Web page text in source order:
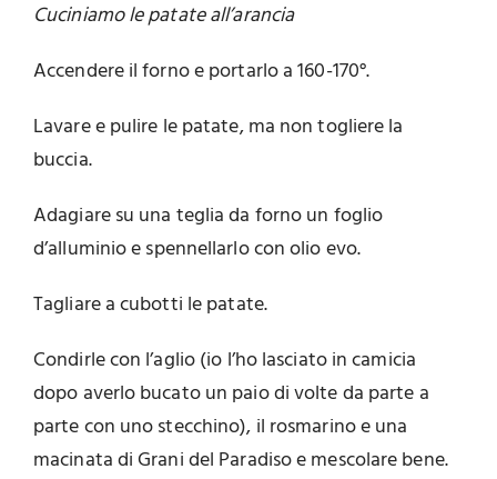
Cuciniamo le patate all’arancia
Accendere il forno e portarlo a 160-170°.
Lavare e pulire le patate, ma non togliere la
buccia.
Adagiare su una teglia da forno un foglio
d’alluminio e spennellarlo con olio evo.
Tagliare a cubotti le patate.
Condirle con l’aglio (io l’ho lasciato in camicia
dopo averlo bucato un paio di volte da parte a
parte con uno stecchino), il rosmarino e una
macinata di Grani del Paradiso e mescolare bene.